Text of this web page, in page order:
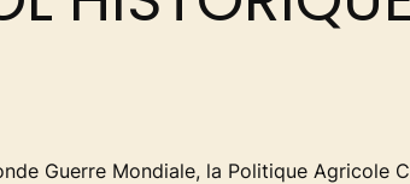
Guerre Mondiale, la Politique Agricole